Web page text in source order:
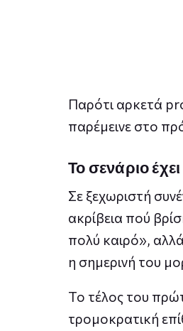
Παρότι αρκετά
παρέμεινε στο
Το σενάριο
Σε ξεχωριστή
ακρίβεια πού
πολύ καιρό», αλλά
η σημερινή του
Το τέλος του
τρομοκρατική